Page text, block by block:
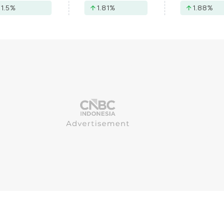
1.5% 1.81% 1.88%